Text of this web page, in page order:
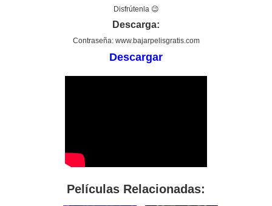
Disfrútenla 😉
Descarga:
Contraseña: www.bajarpelisgratis.com
Descargar
Películas Relacionadas: